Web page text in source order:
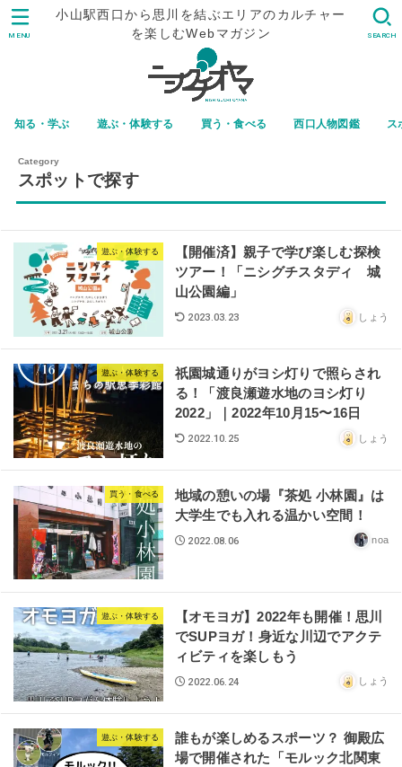
小山駅西口から思川を結ぶエリアのカルチャー
を楽しむWebマガジン
知る・学ぶ 遊ぶ・体験する 買う・食べる 西口人物図鑑 ス
SEARCH
MENU
スポットで探す
遊ぶ・体験する
【開催済】親子で学び楽しむ探検
ツアー！「ニシグチスタディ 城
山公園編」
2023.03.23 しょう
遊ぶ・体験する
祇園城通りがヨシ灯りで照らされ
る！「渡良瀬遊水地のヨシ灯り
2022」｜2022年10月15〜16日
2022.10.25 しょう
買う・食べる
地域の憩いの場『茶処 小林園』は
大学生でも入れる温かい空間！
2022.08.06 noa
遊ぶ・体験する
【オモヨガ】2022年も開催！思川
でSUPヨガ！身近な川辺でアクテ
ィビティを楽しもう
2022.06.24 しょう
遊ぶ・体験する
誰もが楽しめるスポーツ？ 御殿広
場で開催された「モルック北関東